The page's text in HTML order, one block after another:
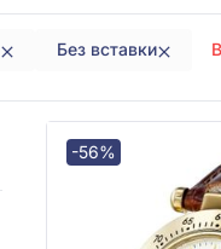
Без вставки
-56%